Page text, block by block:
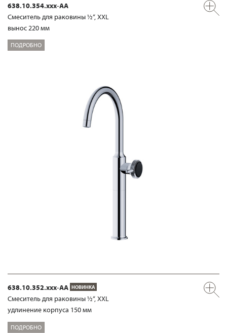
638.10.354.xxx-AA
Смеситель для раковины ½“, XXL
вынос 220 мм
ПОДРОБНО
638.10.352.xxx-AA НОВИНКА
Смеситель для раковины ½“, XXL
удлинение корпуса 150 мм
ПОДРОБНО